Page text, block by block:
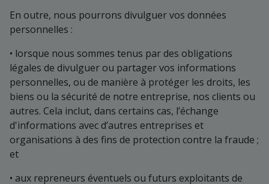
En outre, nous pourrons divulguer vos données
personnelles :
• lorsque nous sommes tenus par des obligations
légales de divulguer ou partager vos informations
personnelles, ou de manière à protéger les droits, les
biens ou la sécurité de notre entreprise, nos clients ou
autres. Cela inclut, dans certains cas, l’échange
d'informations avec d’autres entreprises et
organisations à des fins de protection contre la fraude ;
et
• aux repreneurs éventuels ou futurs exploitants de